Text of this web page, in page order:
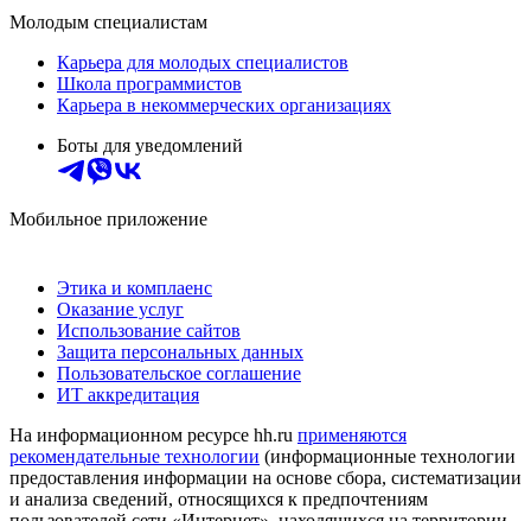
Молодым специалистам
Карьера для молодых специалистов
Школа программистов
Карьера в некоммерческих организациях
Боты для уведомлений
Мобильное приложение
Этика и комплаенс
Оказание услуг
Использование сайтов
Защита персональных данных
Пользовательское соглашение
ИТ аккредитация
На информационном ресурсе hh.ru применяются
рекомендательные технологии (информационные технологии
предоставления информации на основе сбора, систематизации
и анализа сведений, относящихся к предпочтениям